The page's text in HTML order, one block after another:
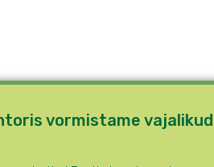
vormistame vajalikud